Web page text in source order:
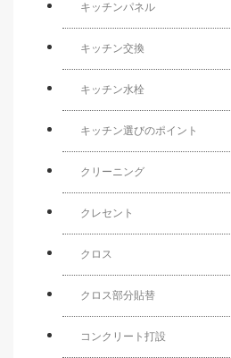
キッチンパネル
キッチン交換
キッチン水栓
キッチン選びのポイント
クリーニング
クレセント
クロス
クロス部分貼替
コンクリート打設